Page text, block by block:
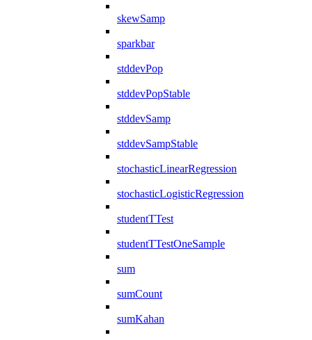
skewSamp
sparkbar
stddevPop
stddevPopStable
stddevSamp
stddevSampStable
stochasticLinearRegression
stochasticLogisticRegression
studentTTest
studentTTestOneSample
sum
sumCount
sumKahan